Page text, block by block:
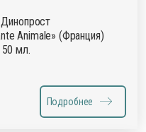
Animale» (Франция)
мл.
Подробнее